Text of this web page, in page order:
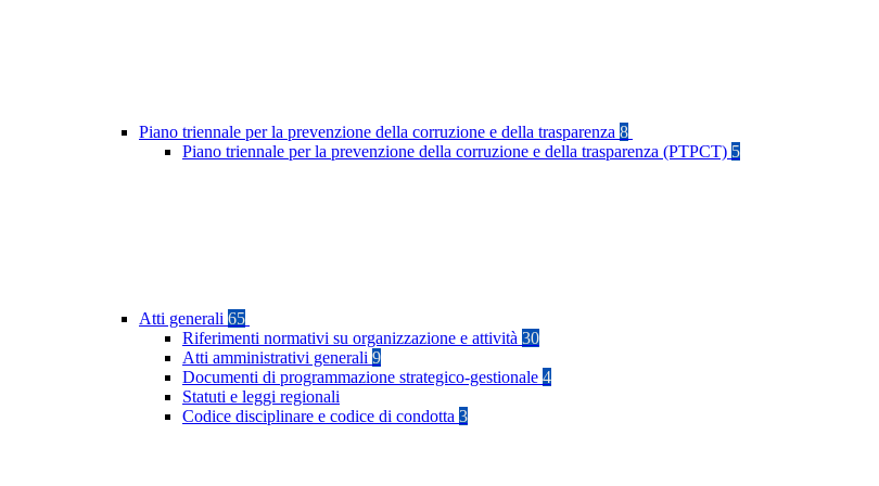
Piano triennale per la prevenzione della corruzione e della trasparenza 8
Piano triennale per la prevenzione della corruzione e della trasparenza (PTPCT) 5
Atti generali 65
Riferimenti normativi su organizzazione e attività 30
Atti amministrativi generali 9
Documenti di programmazione strategico-gestionale 4
Statuti e leggi regionali
Codice disciplinare e codice di condotta 3